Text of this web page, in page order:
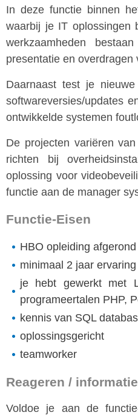
In deze functie binnen
waarbij je IT oplossingen
werkzaamheden
presentatie en overdragen
Daarnaast test je
softwareversies/updates
ontwikkelde systemen
De projecten variëren
richten bij
oplossing voor
functie aan de manager
Functie-Eisen
HBO opleiding afgerond
minimaal 2 jaar
je hebt gewerkt met
programeertalen PHP,
kennis van SQL
oplossingsgericht
teamworker
Reageren / informatie
Voldoe je aan de